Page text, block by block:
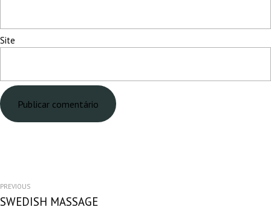
Site
NAVEGAÇÃO
PREVIOUS
SWEDISH MASSAGE